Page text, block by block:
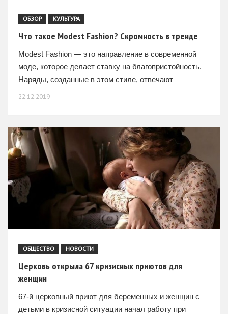
ОБЗОР КУЛЬТУРА
Что такое Modest Fashion? Скромность в тренде
Modest Fashion — это направление в современной
моде, которое делает ставку на благопристойность.
Наряды, созданные в этом стиле, отвечают
22.12.2019
ОБЩЕСТВО НОВОСТИ
Церковь открыла 67 кризисных приютов для
женщин
67-й церковный приют для беременных и женщин с
детьми в кризисной ситуации начал работу при